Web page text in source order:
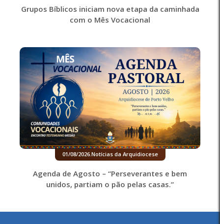
Grupos Bíblicos iniciam nova etapa da caminhada
com o Mês Vocacional
01/08/2026.Notícias da Arquidiocese
Agenda de Agosto – “Perseverantes e bem
unidos, partiam o pão pelas casas.”